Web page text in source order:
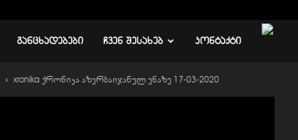
ᲒᲐᲜᲪᲮᲐᲓᲔᲑᲔᲑᲘ ᲩᲕᲔᲜ ᲨᲔᲡᲐᲮᲔᲑ ᲙᲝᲜᲢᲐᲥᲢᲘ
xronika ქრონიკა აზერბაიჯანულ ენაზე 17-03-2020